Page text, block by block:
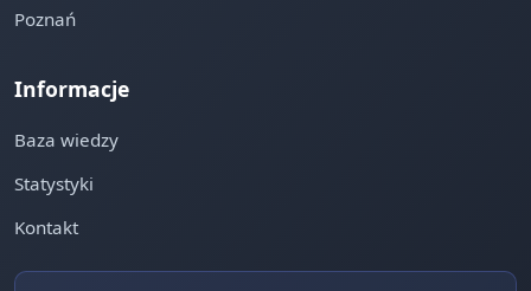
Poznań
Informacje
Baza wiedzy
Statystyki
Kontakt